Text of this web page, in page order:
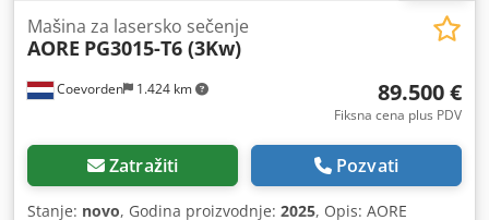
Coevorden 1.424 km
Mašina za lasersko sečenje
AORE PG3015-T6 (3Kw)
89.500 €
Fiksna cena plus PDV
Zatražiti Pozvati
Stanje: novo, Godina proizvodnje: 2025, Opis: AORE